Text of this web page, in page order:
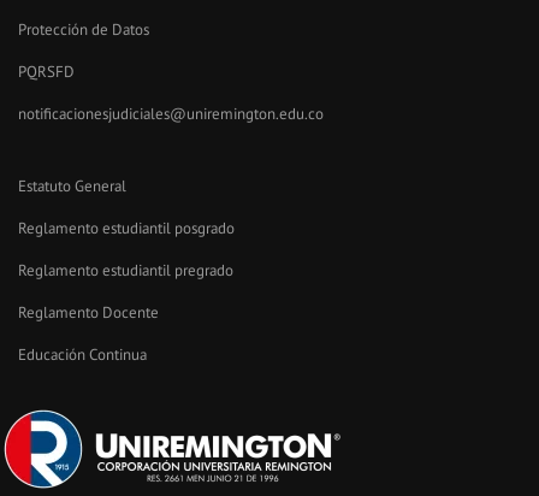
Protección de Datos
PQRSFD
notificacionesjudiciales@uniremington.edu.co
Estatuto General
Reglamento estudiantil posgrado
Reglamento estudiantil pregrado
Reglamento Docente
Educación Continua